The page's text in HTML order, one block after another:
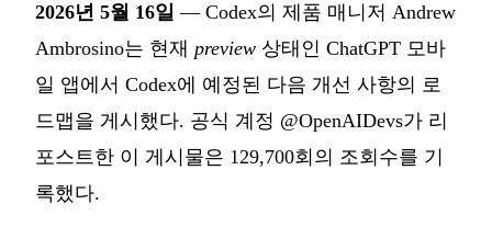
2026년 5월 16일 — Codex의 제품 매니저 Andrew
Ambrosino는 현재 preview 상태인 ChatGPT 모바
일 앱에서 Codex에 예정된 다음 개선 사항의 로
드맵을 게시했다. 공식 계정 @OpenAIDevs가 리
포스트한 이 게시물은 129,700회의 조회수를 기
록했다.